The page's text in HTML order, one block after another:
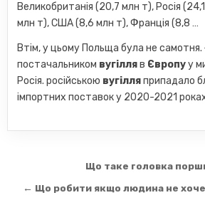
Великобританія (20,7 млн ​​т), Росія (24,1
млн т), США (8,6 млн т), Франція (8,8 …
Втім, у цьому Польща була не
постачальником вугілляв Європуу
Росія. російською вугілляприпадало
імпортних поставок у 2020-2021
Навігація
записів
Що таке головка
← Що робити якщо людина не